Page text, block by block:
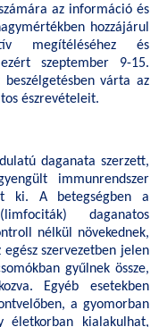
az információ és
hozzájárul
megítéléséhez és
szeptember 9-15.
várta az
észrevételeit.
daganata szerzett,
immunrendszer
ki. A betegségben a
daganatos
nélkül növekednek,
szervezetben jelen
gyűlnek össze,
Egyéb esetekben
a gyomorban
kialakulhat,